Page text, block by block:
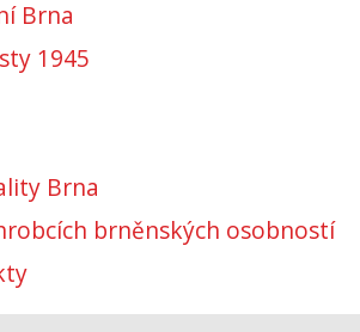
Brna
1945
Brna
brněnských osobností